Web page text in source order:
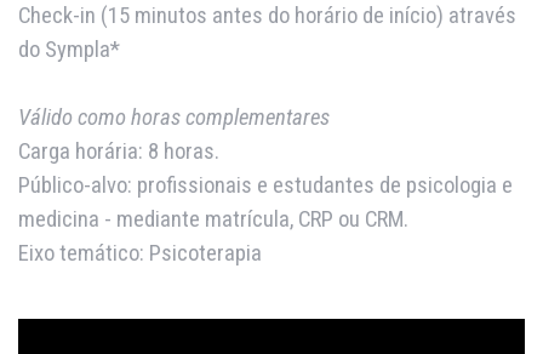
Check-in (15 minutos antes do horário de início) através
do Sympla*
Válido como horas complementares
Carga horária: 8 horas.
Público-alvo: profissionais e estudantes de psicologia e
medicina - mediante matrícula, CRP ou CRM.
Eixo temático: Psicoterapia